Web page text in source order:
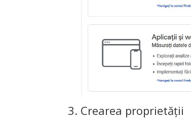
3. Crearea proprietății